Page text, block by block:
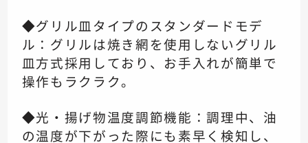
◆グリル皿タイプのスタンダードモデ
ル：グリルは焼き網を使用しないグリル
皿方式採用しており、お手入れが簡単で
操作もラクラク。
◆光・揚げ物温度調節機能：調理中、油
の温度が下がった際にも素早く検知し、